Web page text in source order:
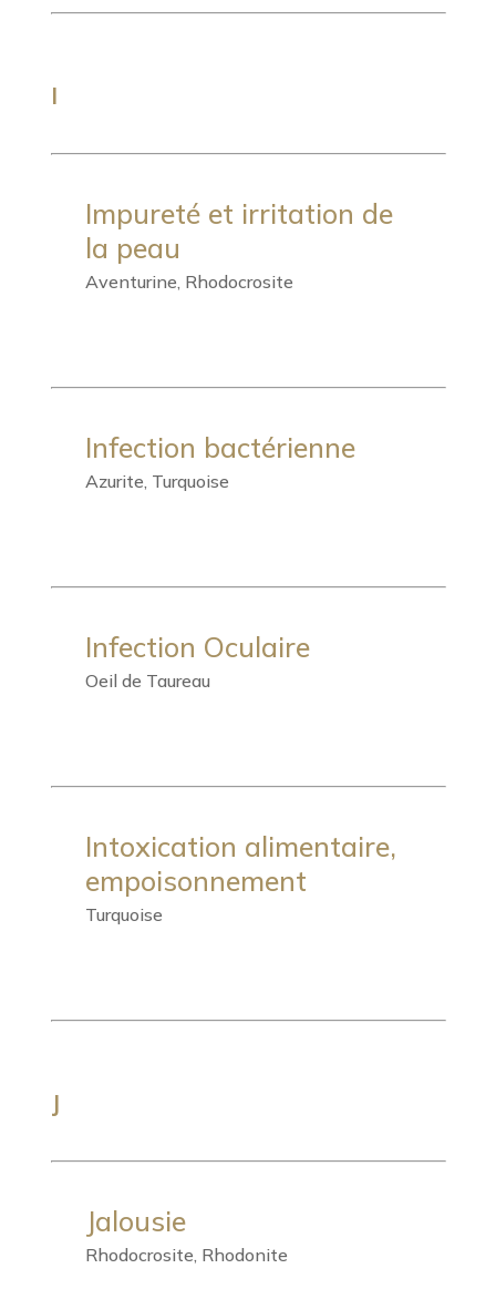
I
Impureté et irritation de
la peau
Aventurine, Rhodocrosite
Infection bactérienne
Azurite, Turquoise
Infection Oculaire
Oeil de Taureau
Intoxication alimentaire,
empoisonnement
Turquoise
J
Jalousie
Rhodocrosite, Rhodonite